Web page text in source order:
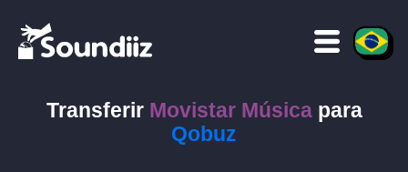
Transferir Movistar Músicapara
Qobuz